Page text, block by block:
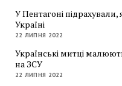
У Пентагоні
Україні
22 ЛИПНЯ 2022
Українські митці
на ЗСУ
22 ЛИПНЯ 2022